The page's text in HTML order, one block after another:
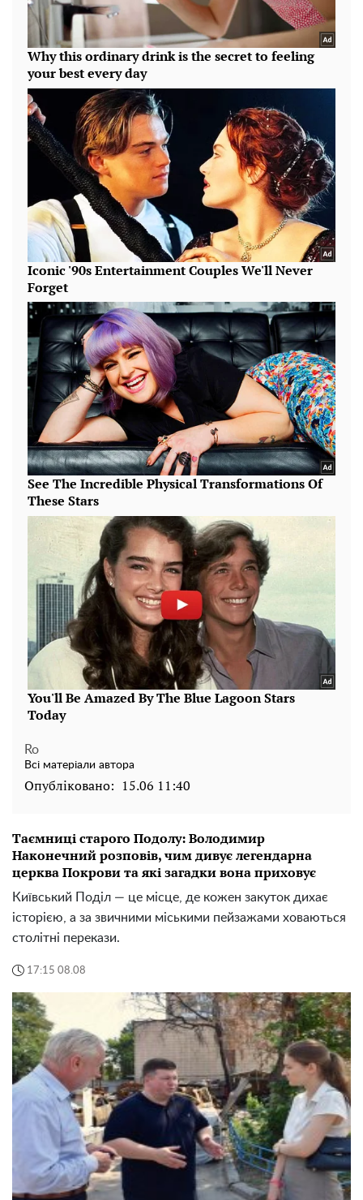
Ro
Всі матеріали автора
Опубліковано: 15.06 11:40
Таємниці старого Подолу: Володимир
Наконечний розповів, чим дивує легендарна
церква Покрови та які загадки вона приховує
Київський Поділ — це місце, де кожен закуток дихає
історією, а за звичними міськими пейзажами ховаються
столітні перекази.
17:15 08.08